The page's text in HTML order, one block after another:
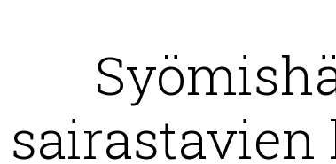
sairastavien